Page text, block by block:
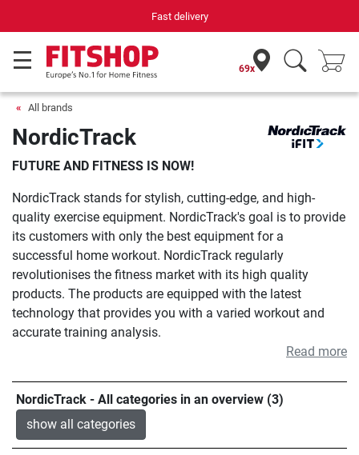
Fast delivery
69x
All brands
NordicTrack
FUTURE AND FITNESS IS NOW!
NordicTrack stands for stylish, cutting-edge, and high-
quality exercise equipment. NordicTrack's goal is to provide
its customers with only the best equipment for a
successful home workout. NordicTrack regularly
revolutionises the fitness market with its high quality
products. The products are equipped with the latest
technology that provides you with a varied workout and
accurate training analysis.
Read more
NordicTrack - All categories in an overview (3)
show all categories